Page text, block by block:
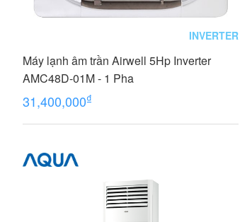
INVERTER
Máy lạnh âm trần Airwell 5Hp Inverter
AMC48D-01M - 1 Pha
31,400,000₫